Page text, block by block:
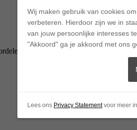
Wij maken gebruik van cookies
verbeteren. Hierdoor zijn we in
van jouw persoonlijke interesses
"Akkoord" ga je akkoord met ons
Lees ons Privacy Statementvoor meer